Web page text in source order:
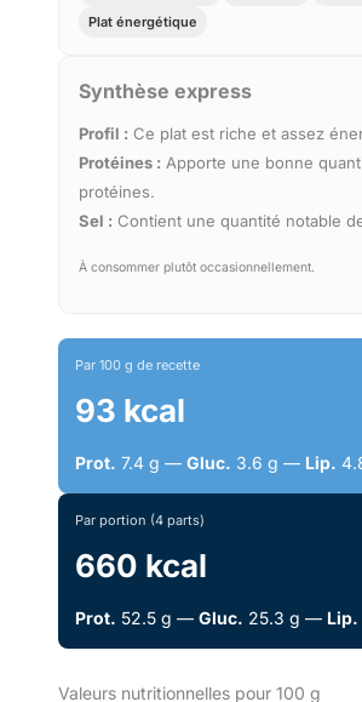
Plat énergétique
Synthèse express
Profil : Ce plat est riche et assez
Protéines : Apporte une bonne
protéines.
Sel : Contient une quantité notable
À consommer plutôt occasionnellement.
Par 100 g de recette
93 kcal
Prot. 7.4 g — Gluc. 3.6 g — Lip.
Par portion (4 parts)
660 kcal
Prot. 52.5 g — Gluc. 25.3 g — Lip.
Valeurs nutritionnelles pour 100 g